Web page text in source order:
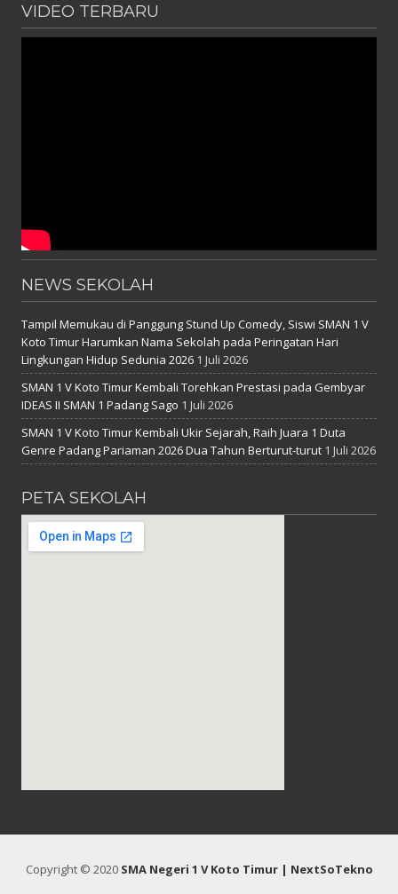
VIDEO TERBARU
NEWS SEKOLAH
Tampil Memukau di Panggung Stund Up Comedy, Siswi SMAN 1 V
Koto Timur Harumkan Nama Sekolah pada Peringatan Hari
Lingkungan Hidup Sedunia 2026 1 Juli 2026
SMAN 1 V Koto Timur Kembali Torehkan Prestasi pada Gembyar
IDEAS II SMAN 1 Padang Sago 1 Juli 2026
SMAN 1 V Koto Timur Kembali Ukir Sejarah, Raih Juara 1 Duta
Genre Padang Pariaman 2026 Dua Tahun Berturut-turut 1 Juli 2026
PETA SEKOLAH
Copyright © 2020 SMA Negeri 1 V Koto Timur | NextSoTekno